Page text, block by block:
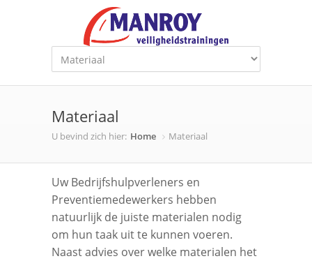
Materiaal
U bevind zich hier: Home Materiaal
Uw Bedrijfshulpverleners en
Preventiemedewerkers hebben
natuurlijk de juiste materialen nodig
om hun taak uit te kunnen voeren.
Naast advies over welke materialen het